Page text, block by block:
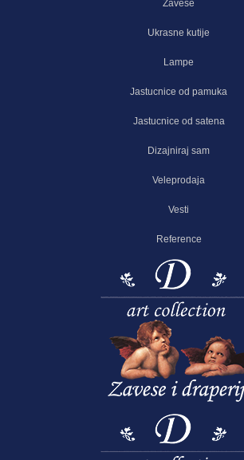
Zavese
Ukrasne kutije
Lampe
Jastucnice od pamuka
Jastucnice od satena
Dizajniraj sam
Veleprodaja
Vesti
Reference